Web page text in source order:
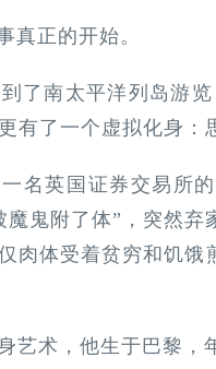
真正的开始。
了南太平洋列岛游
有了一个虚拟化身：
名英国证券交易所
鬼附了体”，突然
肉体受着贫穷和饥
艺术，他生于巴黎